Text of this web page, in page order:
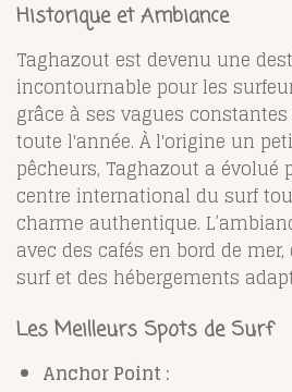
Historique et Ambiance
Taghazout est devenu une
incontournable pour les
grâce à ses vagues
toute l'année. À l'origine un
pêcheurs, Taghazout a évolué
centre international du surf
charme authentique.
avec des cafés en bord de
surf et des hébergements
Les Meilleurs Spots de Surf
Anchor Point :